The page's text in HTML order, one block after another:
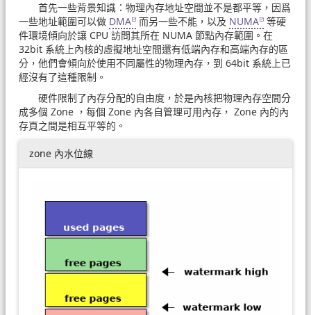
首先一些背景知識：物理內存地址空間並不是都平等，因爲
一些地址範圍可以做 DMA 而另一些不能，以及 NUMA 等硬
件環境傾向於讓 CPU 訪問其所在 NUMA 節點內存範圍。在
32bit 系統上內核的虛擬地址空間還有低端內存和高端內存的區
分，他們會傾向於使用不同屬性的物理內存，到 64bit 系統上已
經沒有了這種限制。
硬件限制了內存分配的自由度，於是內核把物理內存空間分
成多個 Zone ，每個 Zone 內各自管理可用內存， Zone 內的內
存頁之間是相互平等的。
zone 內水位線